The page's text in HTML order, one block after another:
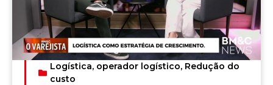
Logística, operador logístico, Redução do
custo